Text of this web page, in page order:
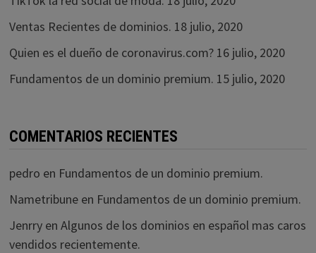
Ventas Recientes de dominios. 18 julio, 2020
Quien es el dueño de coronavirus.com? 16 julio, 2020
Fundamentos de un dominio premium. 15 julio, 2020
COMENTARIOS RECIENTES
pedro en Fundamentos de un dominio premium.
Nametribuneen Fundamentos de un dominio premium.
Jenrryen Algunos de los dominios en español mas caros
vendidos recientemente.